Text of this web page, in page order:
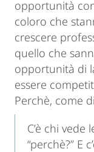
opportunità
coloro che
crescere
quello che
opportunità di
essere
Perchè, come
C’è chi
“perchè?” E